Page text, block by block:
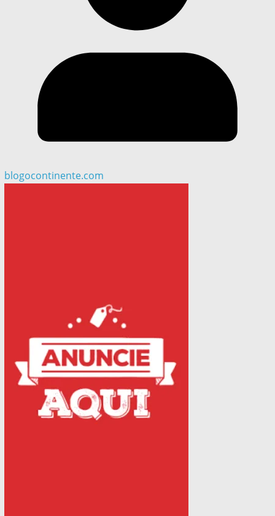
blogocontinente.com